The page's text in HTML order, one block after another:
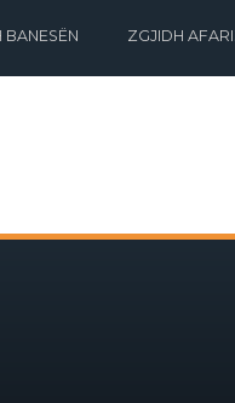
BANESËN ZGJIDH